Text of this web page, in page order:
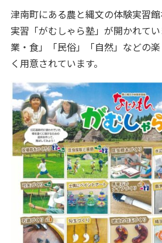
津南町にある農と縄文の体験実習
実習「がむしゃら塾」が開かれて
業・食」「民俗」「自然」などの
く用意されています。